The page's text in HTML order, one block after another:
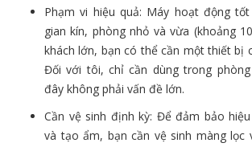
Phạm vi hiệu quả: Máy hoạt động
gian kín, phòng nhỏ và vừa (khoảng
khách lớn, bạn có thể cần một thiết bị
Đối với tôi, chỉ cần dùng trong
đây không phải vấn đề lớn.
Cần vệ sinh định kỳ: Để đảm bảo
và tạo ẩm, bạn cần vệ sinh màng lọc